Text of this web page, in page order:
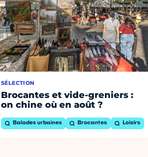
SÉLECTION
Brocantes et vide-greniers :
on chine où en août ?
Balades urbaines Brocantes Loisirs